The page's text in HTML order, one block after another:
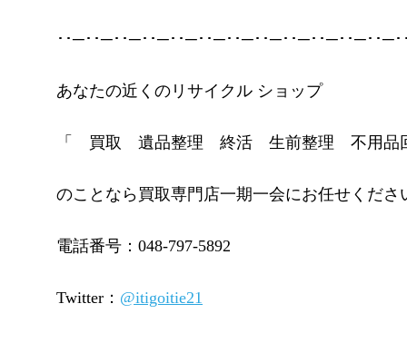
･･─･･─･･─･･─･･─･･─･･─･･─･･─･･─･･─･･─･
あなたの近くのリサイクル ショップ
「 買取 遺品整理 終活 生前整理 不用品
のことなら買取専門店一期一会にお任せくださ
電話番号：048-797-5892
Twitter： @itigoitie21